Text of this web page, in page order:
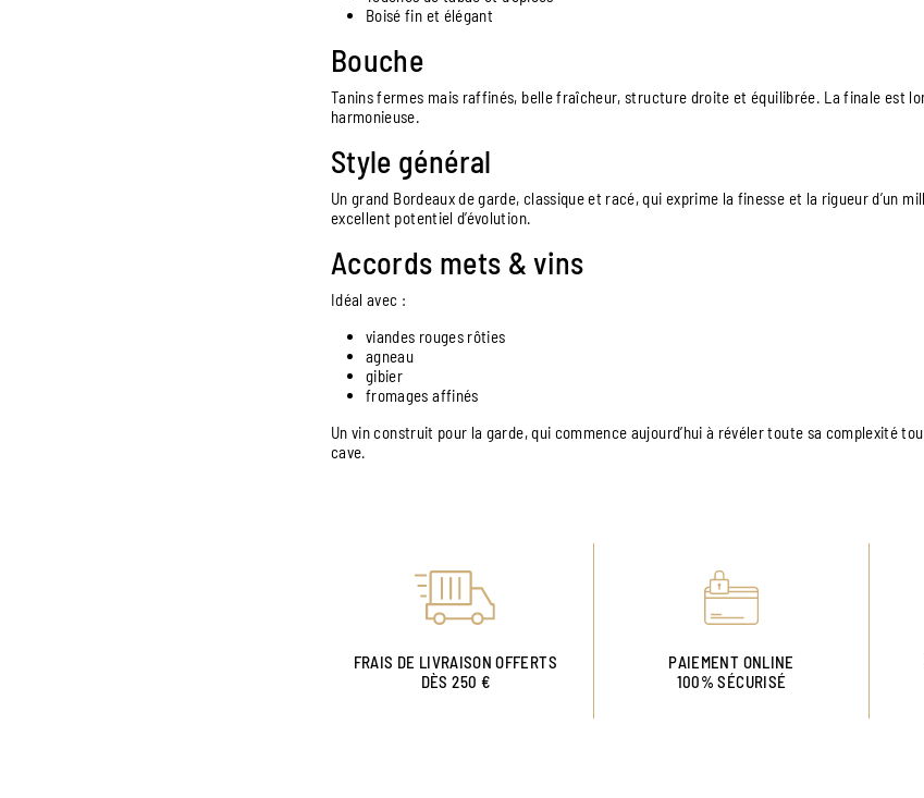
Boisé fin et élégant
Bouche
Tanins fermes mais raffinés, belle fraîcheur, structure droite et équilibrée. La finale est
harmonieuse.
Style général
Un grand Bordeaux de garde, classique et racé, qui exprime la finesse et la rigueur d’un
excellent potentiel d’évolution.
Accords mets & vins
Idéal avec :
viandes rouges rôties
agneau
gibier
fromages affinés
Un vin construit pour la garde, qui commence aujourd’hui à révéler toute sa complexité
cave.
FRAIS DE LIVRAISON OFFERTS
DÈS 250 €
PAIEMENT ONLINE
100% SÉCURISÉ